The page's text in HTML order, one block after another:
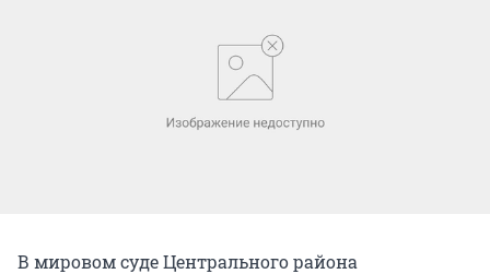
В мировом суде Центрального района